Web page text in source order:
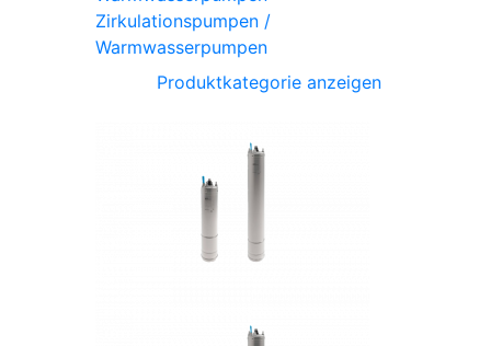
Zirkulationspumpen /
Warmwasserpumpen
Produktkategorie anzeigen